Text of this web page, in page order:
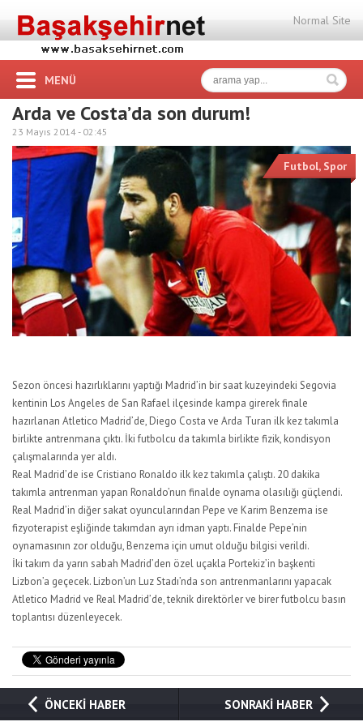
Normal Site
MENÜ
Arda ve Costa’da son durum!
23 Mayıs 2014 - 02:45
Futbol, Spor
Sezon öncesi hazırlıklarını yaptığı Madrid’in bir saat kuzeyindeki Segovia
kentinin Los Angeles de San Rafael ilçesinde kampa girerek finale
hazırlanan Atletico Madrid’de, Diego Costa ve Arda Turan ilk kez takımla
birlikte antrenmana çıktı. İki futbolcu da takımla birlikte fizik, kondisyon
çalışmalarında yer aldı.
Real Madrid’de ise Cristiano Ronaldo ilk kez takımla çalıştı. 20 dakika
takımla antrenman yapan Ronaldo’nun finalde oynama olasılığı güçlendi.
Real Madrid’in diğer sakat oyuncularından Pepe ve Karim Benzema ise
fizyoterapist eşliğinde takımdan ayrı idman yaptı. Finalde Pepe’nin
oynamasının zor olduğu, Benzema için umut olduğu bilgisi verildi.
İki takım da yarın sabah Madrid’den özel uçakla Portekiz’in başkenti
Lizbon’a geçecek. Lizbon’un Luz Stadı’nda son antrenmanlarını yapacak
Atletico Madrid ve Real Madrid’de, teknik direktörler ve birer futbolcu basın
toplantısı düzenleyecek.
ÖNCEKİ HABER SONRAKİ HABER